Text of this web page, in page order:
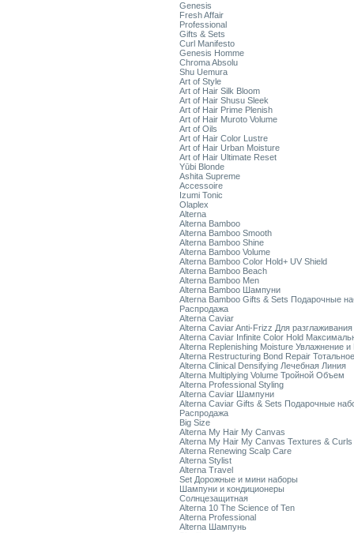
Genesis
Fresh Affair
Professional
Gifts & Sets
Curl Manifesto
Genesis Homme
Chroma Absolu
Shu Uemura
Art of Style
Art of Hair Silk Bloom
Art of Hair Shusu Sleek
Art of Hair Prime Plenish
Art of Hair Muroto Volume
Art of Oils
Art of Hair Color Lustre
Art of Hair Urban Moisture
Art of Hair Ultimate Reset
Yūbi Blonde
Ashita Supreme
Accessoire
Izumi Tonic
Olaplex
Alterna
Alterna Bamboo
Alterna Bamboo Smooth
Alterna Bamboo Shine
Alterna Bamboo Volume
Alterna Bamboo Color Hold+ UV Shield
Alterna Bamboo Beach
Alterna Bamboo Men
Alterna Bamboo Шампуни
Alterna Bamboo Gifts & Sets Подарочные
Распродажа
Alterna Caviar
Alterna Caviar Anti-Frizz Для
Alterna Caviar Infinite Color Hold
Alterna Replenishing Moisture Увлажнение и
Alterna Restructuring Bond Repair
Alterna Clinical Densifying Лечебная Линия
Alterna Multiplying Volume Тройной Объем
Alterna Professional Styling
Alterna Caviar Шампуни
Alterna Caviar Gifts & Sets Подарочные
Распродажа
Big Size
Alterna My Hair My Canvas
Alterna My Hair My Canvas Textures & Curls
Alterna Renewing Scalp Care
Alterna Stylist
Alterna Travel
Set Дорожные и мини наборы
Шампуни и кондиционеры
Солнцезащитная
Alterna 10 The Science of Ten
Alterna Professional
Alterna Шампунь